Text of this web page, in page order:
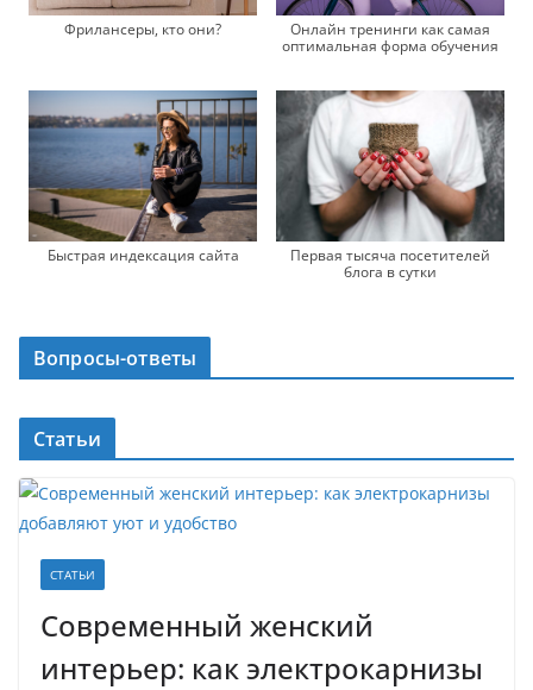
Фрилансеры, кто они?
Онлайн тренинги как самая
оптимальная форма обучения
Быстрая индексация сайта
Первая тысяча посетителей
блога в сутки
Вопросы-ответы
Статьи
СТАТЬИ
Современный женский
интерьер: как электрокарнизы